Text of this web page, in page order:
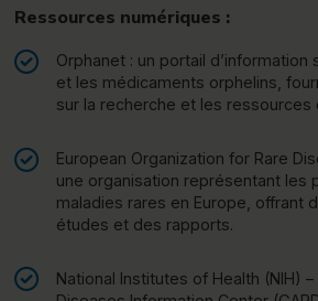
Ressources numériques :
Orphanet : un portail d’information
et les médicaments orphelins,
sur la recherche et les ressources
European Organization for Rare
une organisation représentant les
maladies rares en Europe, offrant
études et des rapports.
National Institutes of Health (NIH)